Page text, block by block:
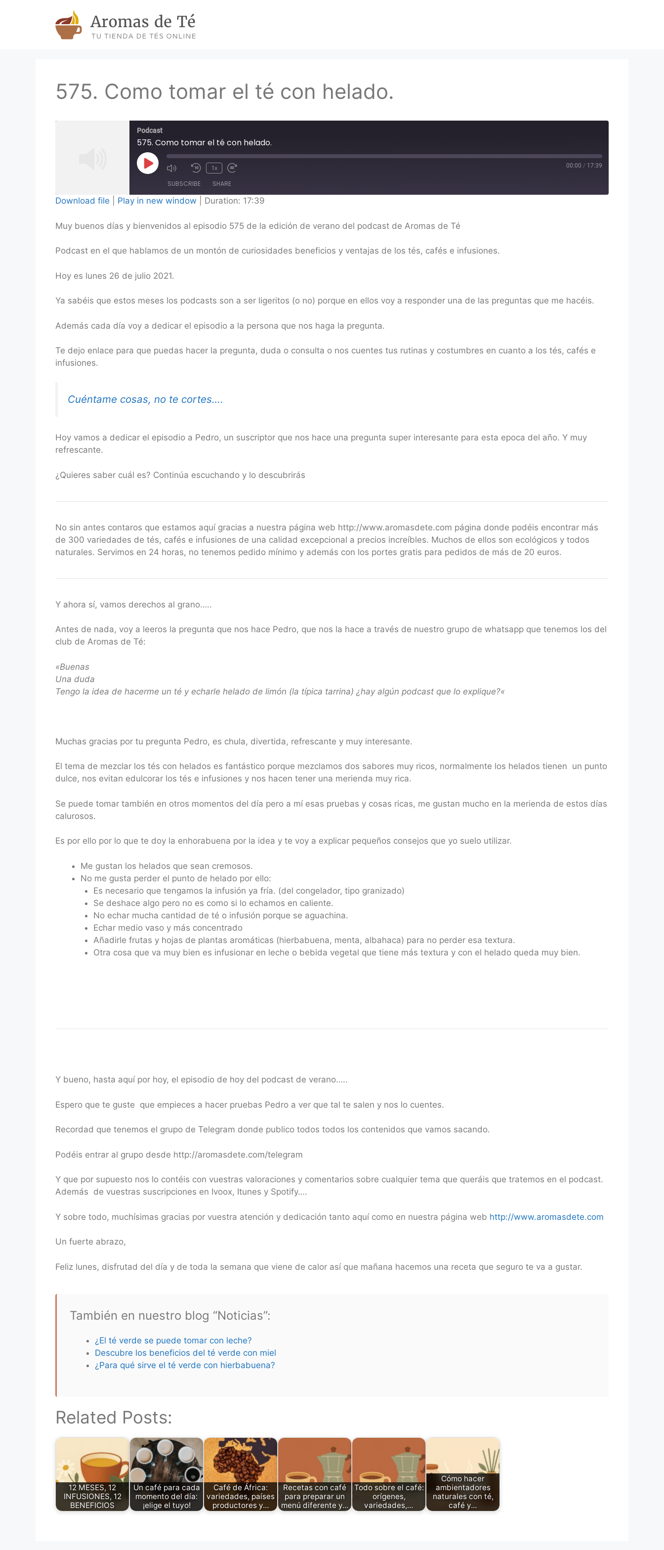
575. Como tomar el té con helado.
Podcast
575. Como tomar el té con helado.
Play
Episode
1x 00:00 / 17:39
SUBSCRIBE SHARE
RSS FEED
Download file Play in new window Duration: 17:39
Muy buenos días y bienvenidos al episodio 575 de la edición de verano del podcast de Aromas de Té
Podcast en el que hablamos de un montón de curiosidades beneficios y ventajas de los tés, cafés e infusiones.
Hoy es lunes 26 de julio 2021.
Ya sabéis que estos meses los podcasts son a ser ligeritos (o no) porque en ellos voy a responder una de las preguntas que me hacéis.
Además cada día voy a dedicar el episodio a la persona que nos haga la pregunta.
Te dejo enlace para que puedas hacer la pregunta, duda o consulta o nos cuentes tus rutinas y costumbres en cuanto a los tés, cafés e
infusiones.
Cuéntame cosas, no te cortes….
Hoy vamos a dedicar el episodio a Pedro, un suscriptor que nos hace una pregunta super interesante para esta epoca del año. Y muy
refrescante.
¿Quieres saber cuál es? Continúa escuchando y lo descubrirás
No sin antes contaros que estamos aquí gracias a nuestra página web http://www.aromasdete.com página donde podéis encontrar más
de 300 variedades de tés, cafés e infusiones de una calidad excepcional a precios increíbles. Muchos de ellos son ecológicos y todos
naturales. Servimos en 24 horas, no tenemos pedido mínimo y además con los portes gratis para pedidos de más de 20 euros.
Y ahora sí, vamos derechos al grano…..
Antes de nada, voy a leeros la pregunta que nos hace Pedro, que nos la hace a través de nuestro grupo de whatsapp que tenemos los del
club de Aromas de Té:
«Buenas
Una duda
Tengo la idea de hacerme un té y echarle helado de limón (la típica tarrina) ¿hay algún podcast que lo explique?«
Muchas gracias por tu pregunta Pedro, es chula, divertida, refrescante y muy interesante.
El tema de mezclar los tés con helados es fantástico porque mezclamos dos sabores muy ricos, normalmente los helados tienen un punto
dulce, nos evitan edulcorar los tés e infusiones y nos hacen tener una merienda muy rica.
Se puede tomar también en otros momentos del día pero a mí esas pruebas y cosas ricas, me gustan mucho en la merienda de estos días
calurosos.
Es por ello por lo que te doy la enhorabuena por la idea y te voy a explicar pequeños consejos que yo suelo utilizar.
Me gustan los helados que sean cremosos.
No me gusta perder el punto de helado por ello:
Es necesario que tengamos la infusión ya fría. (del congelador, tipo granizado)
Se deshace algo pero no es como si lo echamos en caliente.
No echar mucha cantidad de té o infusión porque se aguachina.
Echar medio vaso y más concentrado
Añadirle frutas y hojas de plantas aromáticas (hierbabuena, menta, albahaca) para no perder esa textura.
Otra cosa que va muy bien es infusionar en leche o bebida vegetal que tiene más textura y con el helado queda muy bien.
Y bueno, hasta aquí por hoy, el episodio de hoy del podcast de verano…..
Espero que te guste que empieces a hacer pruebas Pedro a ver que tal te salen y nos lo cuentes.
Recordad que tenemos el grupo de Telegram donde publico todos todos los contenidos que vamos sacando.
Podéis entrar al grupo desde http://aromasdete.com/telegram
Y que por supuesto nos lo contéis con vuestras valoraciones y comentarios sobre cualquier tema que queráis que tratemos en el podcast.
Además de vuestras suscripciones en Ivoox, Itunes y Spotify….
Y sobre todo, muchísimas gracias por vuestra atención y dedicación tanto aquí como en nuestra página web http://www.aromasdete.com
Un fuerte abrazo,
Feliz lunes, disfrutad del día y de toda la semana que viene de calor así que mañana hacemos una receta que seguro te va a gustar.
También en nuestro blog “Noticias”:
¿El té verde se puede tomar con leche?
Descubre los beneficios del té verde con miel
¿Para qué sirve el té verde con hierbabuena?
Related Posts:
12 MESES, 12
INFUSIONES, 12
BENEFICIOS
Un café para cada
momento del día:
¡elige el tuyo!
Café de África:
variedades, países
productores y…
Recetas con café
para preparar un
menú diferente y…
Todo sobre el café:
orígenes,
variedades,…
Cómo hacer
ambientadores
naturales con té,
café y…